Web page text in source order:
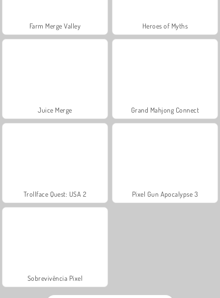
Farm Merge Valley Heroes of Myths
Juice Merge Grand Mahjong Connect
Trollface Quest: USA 2 Pixel Gun Apocalypse 3
Sobrevivência Pixel